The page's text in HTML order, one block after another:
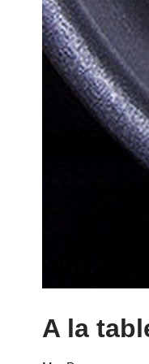
A la